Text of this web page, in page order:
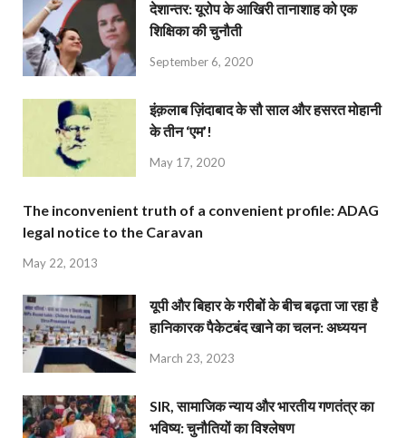
देशान्‍तर: यूरोप के आखिरी तानाशाह को एक
शिक्षिका की चुनौती
September 6, 2020
इंक़लाब ज़िंदाबाद के सौ साल और हसरत मोहानी
के तीन ‘एम’!
May 17, 2020
The inconvenient truth of a convenient profile: ADAG
legal notice to the Caravan
May 22, 2013
यूपी और बिहार के गरीबों के बीच बढ़ता जा रहा है
हानिकारक पैकेटबंद खाने का चलन: अध्ययन
March 23, 2023
SIR, सामाजिक न्याय और भारतीय गणतंत्र का
भविष्य: चुनौतियों का विश्लेषण